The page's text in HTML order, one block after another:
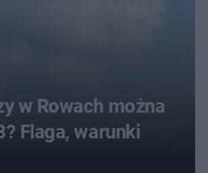
w Rowach można
Flaga, warunki